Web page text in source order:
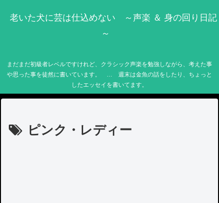
老いた犬に芸は仕込めない ～声楽 ＆ 身の回り日記
～
まだまだ初級者レベルですけれど、クラシック声楽を勉強しながら、考えた事
や思った事を徒然に書いています。 … 週末は金魚の話をしたり、ちょっと
したエッセイを書いてます。
ピンク・レディー